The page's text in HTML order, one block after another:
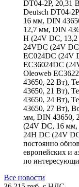
DT04-2P, 20,31
Deutsch DT04-
16 мм, DIN
12,7 мм, DIN
H (24V DC,
24VDC (24V
EC024DC (24V
EC36024DC
Oleoweb
43650, 22 Вт),
43650, 21 Вт),
43650, 24 Вт),
43650, 27 Вт),
мм, DIN 43650,
(24V DC, 16
24H DC (24V
постоянно
европейских и
по
Все новости